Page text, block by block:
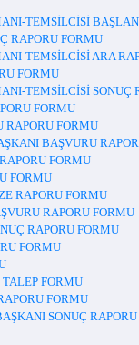
TEMSİLCİSİ
RAPORU FORMU
TEMSİLCİSİ ARA
FORMU
TEMSİLCİSİ SONUÇ
FORMU
RAPORU FORMU
BAŞVURU
FORMU
FORMU
RAPORU FORMU
RAPORU FORMU
RAPORU FORMU
FORMU
FORMU
FORMU
SONUÇ